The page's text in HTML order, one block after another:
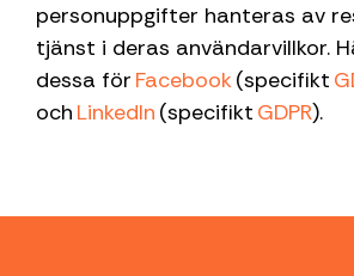
personuppgifter hanteras av
tjänst i deras användarvillkor.
dessa för Facebook(specifikt
och LinkedIn (specifikt GDPR).